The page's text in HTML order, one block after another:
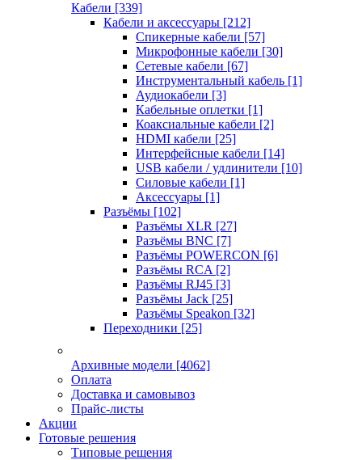
Кабели [339]
Кабели и аксессуары [212]
Спикерные кабели [57]
Микрофонные кабели [30]
Сетевые кабели [67]
Инструментальный кабель [1]
Аудиокабели [3]
Кабельные оплетки [1]
Коаксиальные кабели [2]
HDMI кабели [25]
Интерфейсные кабели [14]
USB кабели / удлинители [10]
Силовые кабели [1]
Аксессуары [1]
Разъёмы [102]
Разъёмы XLR [27]
Разъёмы BNC [7]
Разъёмы POWERCON [6]
Разъёмы RCA [2]
Разъёмы RJ45 [3]
Разъёмы Jack [25]
Разъёмы Speakon [32]
Переходники [25]
Архивные модели [4062]
Оплата
Доставка и самовывоз
Прайс-листы
Акции
Готовые решения
Типовые решения